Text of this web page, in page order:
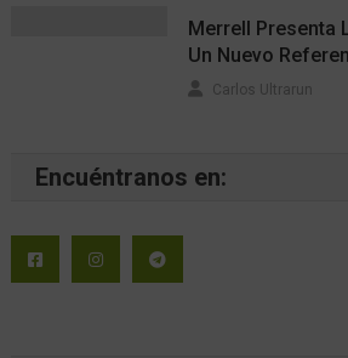
Merrell Presenta
Un Nuevo
Carlos Ultrarun
Encuéntranos en: